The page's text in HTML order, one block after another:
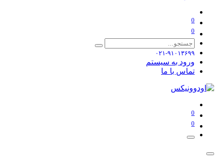
0
0
۰۲۱-۹۱۰۱۳۶۹۹
ورود به سیستم
تماس با ما
0
0